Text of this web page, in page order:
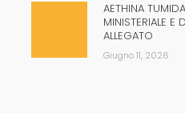
AETHINA
MINISTERIALE E
ALLEGATO
Giugno 11, 2026